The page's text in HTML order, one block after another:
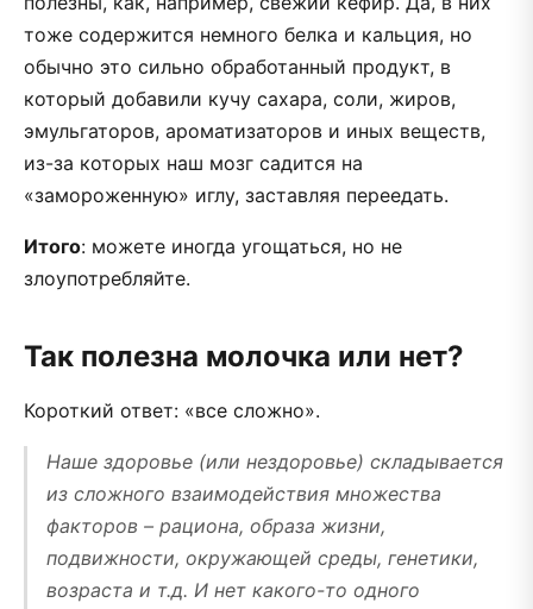
тоже содержится немного белка и кальция, но
обычно это сильно обработанный продукт, в
который добавили кучу сахара, соли, жиров,
эмульгаторов, ароматизаторов и иных веществ,
из-за которых наш мозг садится на
«замороженную» иглу, заставляя переедать.
Итого: можете иногда угощаться, но не
злоупотребляйте.
Так полезна молочка или нет?
Короткий ответ: «все сложно».
Наше здоровье (или нездоровье) складывается
из сложного взаимодействия множества
факторов – рациона, образа жизни,
подвижности, окружающей среды, генетики,
возраста и т.д. И нет какого-то одного